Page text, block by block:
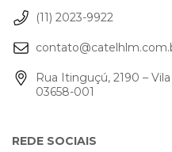
(11) 2023-9922
Rua Itinguçú, 2190 –
03658-001
REDE SOCIAIS